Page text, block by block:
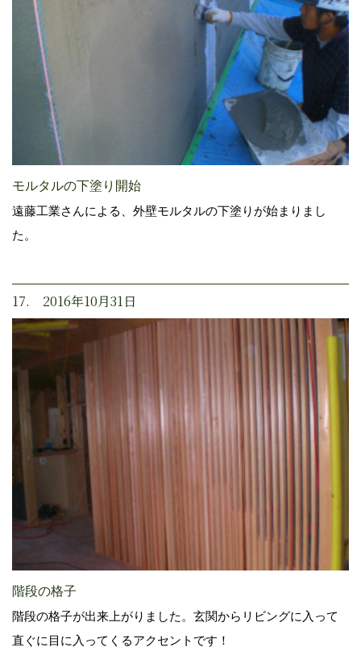
モルタルの下塗り開始
遠藤工業さんによる、外壁モルタルの下塗りが始まりまし
た。
17. 2016年10月31日
階段の格子
階段の格子が出来上がりました。玄関からリビングに入って
直ぐに目に入ってくるアクセントです！